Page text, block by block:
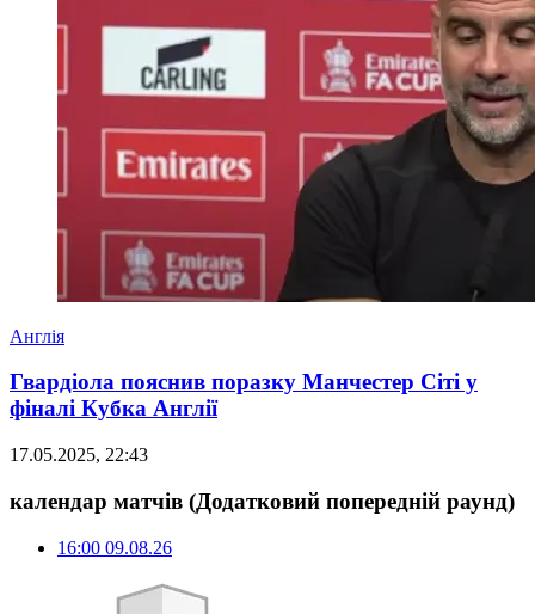
Англія
Гвардіола пояснив поразку Манчестер Сіті у
фіналі Кубка Англії
17.05.2025, 22:43
календар матчів (Додатковий попередній раунд)
16:00 09.08.26